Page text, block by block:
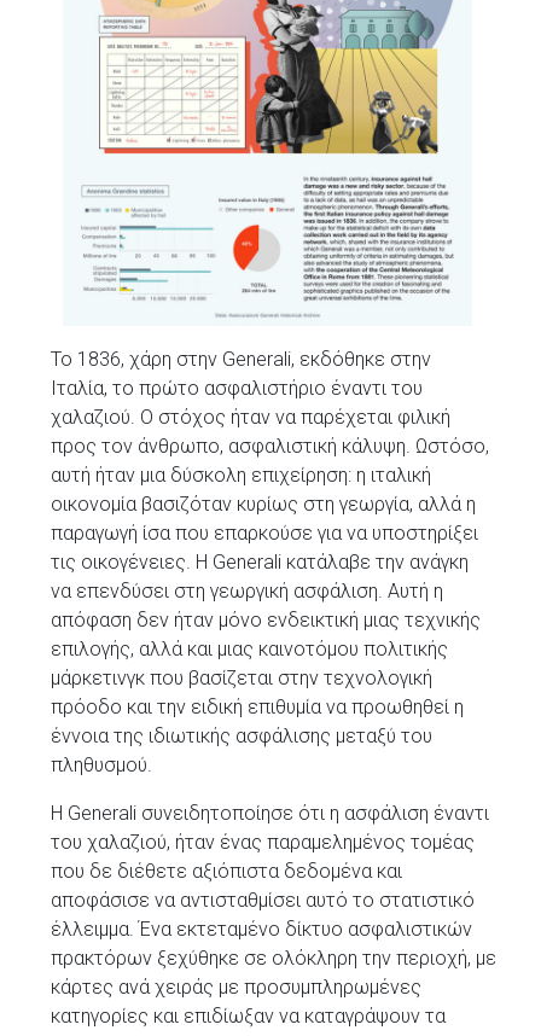
Το 1836, χάρη στην Generali, εκδόθηκε στην
Ιταλία, το πρώτο ασφαλιστήριο έναντι του
χαλαζιού. Ο στόχος ήταν να παρέχεται φιλική
προς τον άνθρωπο, ασφαλιστική κάλυψη. Ωστόσο,
αυτή ήταν μια δύσκολη επιχείρηση: η ιταλική
οικονομία βασιζόταν κυρίως στη γεωργία, αλλά η
παραγωγή ίσα που επαρκούσε για να υποστηρίξει
τις οικογένειες. Η Generali κατάλαβε την ανάγκη
να επενδύσει στη γεωργική ασφάλιση. Αυτή η
απόφαση δεν ήταν μόνο ενδεικτική μιας τεχνικής
επιλογής, αλλά και μιας καινοτόμου πολιτικής
μάρκετινγκ που βασίζεται στην τεχνολογική
πρόοδο και την ειδική επιθυμία να προωθηθεί η
έννοια της ιδιωτικής ασφάλισης μεταξύ του
πληθυσμού.
Η Generali συνειδητοποίησε ότι η ασφάλιση έναντι
του χαλαζιού, ήταν ένας παραμελημένος τομέας
που δε διέθετε αξιόπιστα δεδομένα και
αποφάσισε να αντισταθμίσει αυτό το στατιστικό
έλλειμμα. Ένα εκτεταμένο δίκτυο ασφαλιστικών
πρακτόρων ξεχύθηκε σε ολόκληρη την περιοχή, με
κάρτες ανά χειράς με προσυμπληρωμένες
κατηγορίες και επιδίωξαν να καταγράψουν τα